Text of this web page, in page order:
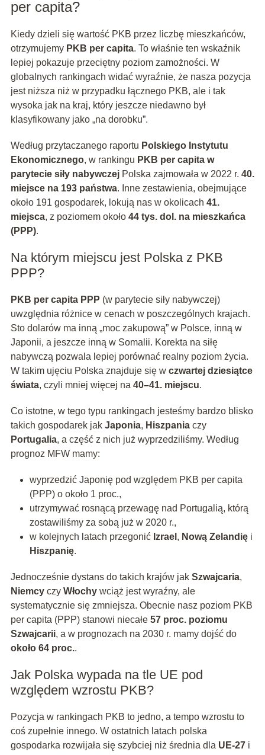
per capita?
Kiedy dzieli się wartość PKB przez liczbę mieszkańców,
otrzymujemy PKB per capita. To właśnie ten wskaźnik
lepiej pokazuje przeciętny poziom zamożności. W
globalnych rankingach widać wyraźnie, że nasza pozycja
jest niższa niż w przypadku łącznego PKB, ale i tak
wysoka jak na kraj, który jeszcze niedawno był
klasyfikowany jako „na dorobku”.
Według przytaczanego raportu Polskiego Instytutu
Ekonomicznego, w rankingu PKB per capita w
parytecie siły nabywczejPolska zajmowała w 2022 r. 40.
miejsce na 193 państwa. Inne zestawienia, obejmujące
około 191 gospodarek, lokują nas w okolicach 41.
miejsca, z poziomem około 44 tys. dol. na mieszkańca
(PPP).
Na którym miejscu jest Polska z PKB
PPP?
PKB per capita PPP (w parytecie siły nabywczej)
uwzględnia różnice w cenach w poszczególnych krajach.
Sto dolarów ma inną „moc zakupową” w Polsce, inną w
Japonii, a jeszcze inną w Somalii. Korekta na siłę
nabywczą pozwala lepiej porównać realny poziom życia.
W takim ujęciu Polska znajduje się w czwartej dziesiątce
świata, czyli mniej więcej na 40–41. miejscu.
Co istotne, w tego typu rankingach jesteśmy bardzo blisko
takich gospodarek jak Japonia, Hiszpaniaczy
Portugalia, a część z nich już wyprzedziliśmy. Według
prognoz MFW mamy:
wyprzedzić Japonię pod względem PKB per capita
(PPP) o około 1 proc.,
utrzymywać rosnącą przewagę nad Portugalią, którą
zostawiliśmy za sobą już w 2020 r.,
w kolejnych latach przegonić Izrael , Nową Zelandięi
Hiszpanię.
Jednocześnie dystans do takich krajów jak Szwajcaria,
Niemcyczy Włochywciąż jest wyraźny, ale
systematycznie się zmniejsza. Obecnie nasz poziom PKB
per capita (PPP) stanowi niecałe 57 proc. poziomu
Szwajcarii, a w prognozach na 2030 r. mamy dojść do
około 64 proc..
Jak Polska wypada na tle UE pod
względem wzrostu PKB?
Pozycja w rankingach PKB to jedno, a tempo wzrostu to
coś zupełnie innego. W ostatnich latach polska
gospodarka rozwijała się szybciej niż średnia dla UE-27i